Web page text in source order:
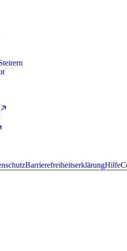
BarrierefreiheitserklärungHilfe